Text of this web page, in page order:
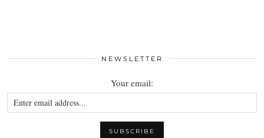
NEWSLETTER
Your email: